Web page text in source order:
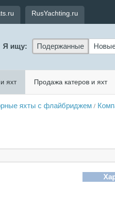
RusYachting.ru
Я ищу: Подержанные
яхт Продажа катеров и яхт
яхты с флайбриджем /